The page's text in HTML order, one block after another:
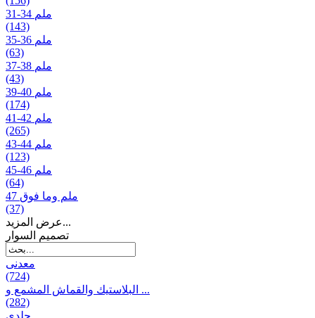
31-34 ملم
(143)
35-36 ملم
(63)
37-38 ملم
(43)
39-40 ملم
(174)
41-42 ملم
(265)
43-44 ملم
(123)
45-46 ملم
(64)
47 ملم وما فوق
(37)
عرض المزيد...
تصمیم السوار
معدنی
(724)
البلاستيك والقماش المشمع و ...
(282)
جلدی